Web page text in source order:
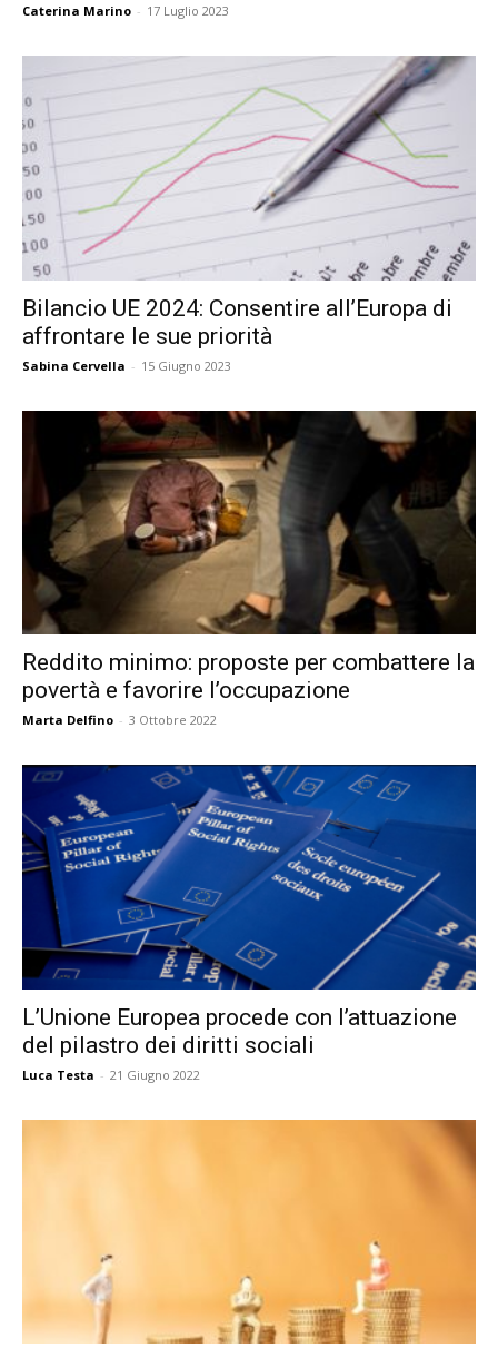
Caterina Marino - 17 Luglio 2023
Bilancio UE 2024: Consentire all’Europa di
affrontare le sue priorità
Sabina Cervella - 15 Giugno 2023
Reddito minimo: proposte per combattere la
povertà e favorire l’occupazione
Marta Delfino - 3 Ottobre 2022
L’Unione Europea procede con l’attuazione
del pilastro dei diritti sociali
Luca Testa - 21 Giugno 2022